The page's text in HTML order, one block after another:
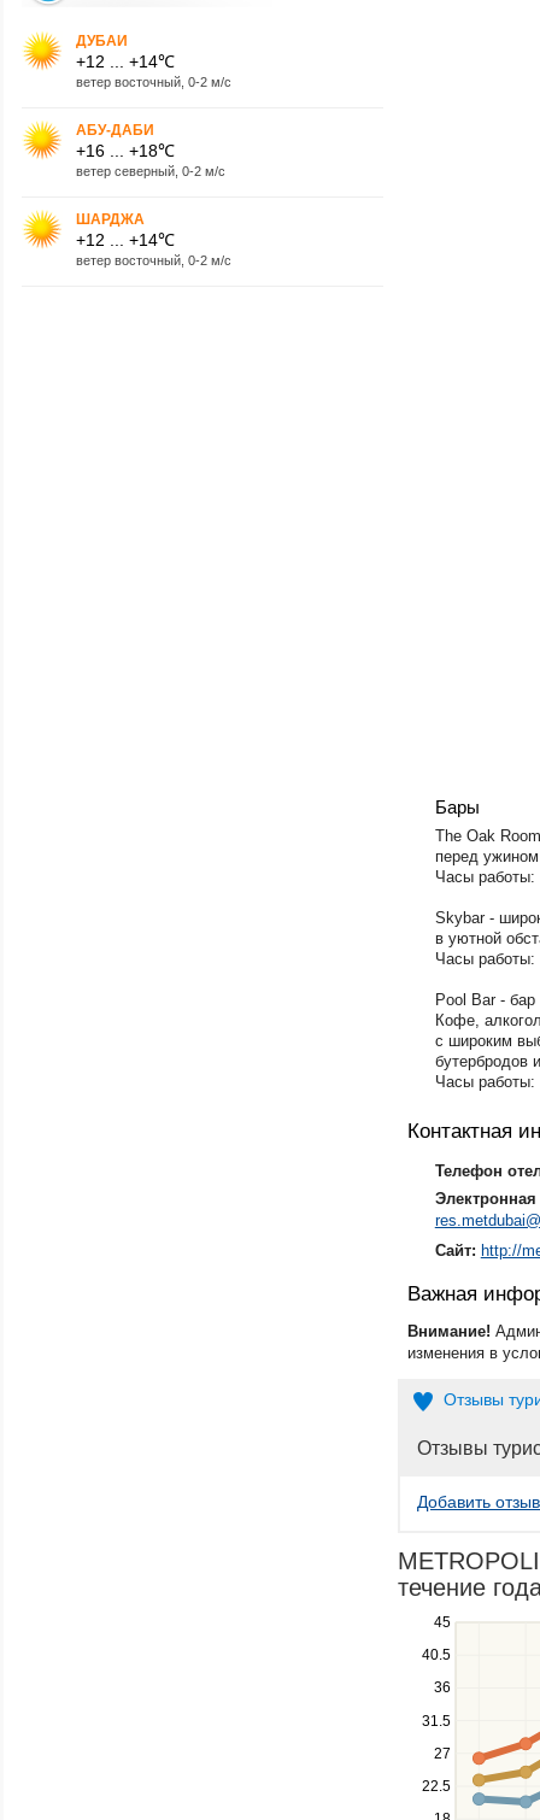
ДУБАИ
+12 ... +14℃
ветер восточный, 0-2 м/с
АБУ-ДАБИ
+16 ... +18℃
ветер северный, 0-2 м/с
ШАРДЖА
+12 ... +14℃
ветер восточный, 0-2 м/с
Бары
The Oak
перед
Часы работы:
Skybar -
в уютной
Часы работы:
Pool Bar - бар
Кофе,
с широким
бутербродов
Часы работы:
Контактная
Телефон
Электронная
Сайт: http://
Важная
Внимание!
изменения в
Отзывы
Отзывы
Добавить отзыв
течение
22.5
27
31.5
36
40.5
45
Use
the
and
down
to
navigate
between